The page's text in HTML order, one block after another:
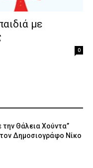
με
0
την Θάλεια Χούντα”
Δημοσιογράφο Νίκο